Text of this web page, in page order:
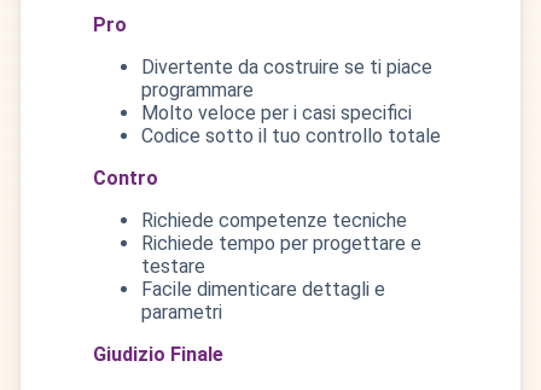
Pro
Divertente da costruire se ti piace
programmare
Molto veloce per i casi specifici
Codice sotto il tuo controllo totale
Contro
Richiede competenze tecniche
Richiede tempo per progettare e
testare
Facile dimenticare dettagli e
parametri
Giudizio Finale